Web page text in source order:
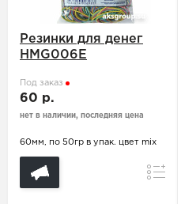
Резинки для денег
HMG006E
Под заказ
60 р.
нет в наличии, последняя цена
60мм, по 50гр в упак. цвет mix